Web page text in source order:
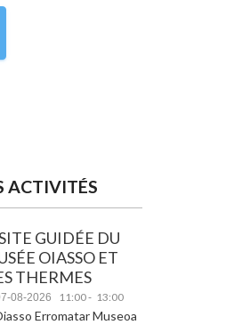
ACTIVITÉS
GUIDÉE DU
OIASSO ET
THERMES
08-2026 11:00- 13:00
Erromatar Museoa